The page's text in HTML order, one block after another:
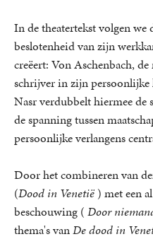
In de theatertekst volgen
beslotenheid van zijn
creëert: Von Aschenbach,
schrijver in zijn
Nasr verdubbelt hiermee
de spanning tussen
persoonlijke verlangens
Door het combineren van
(Dood in Venetië ) met een
beschouwing ( Door
thema's vanDe dood in